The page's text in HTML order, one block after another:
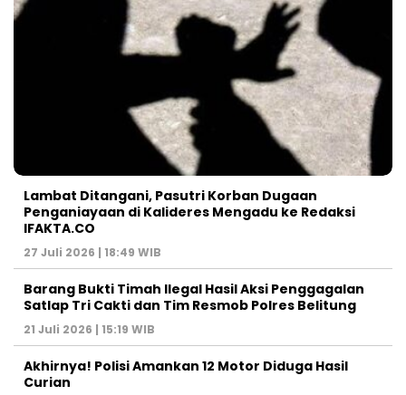
Lambat Ditangani, Pasutri Korban Dugaan
Penganiayaan di Kalideres Mengadu ke Redaksi
IFAKTA.CO
27 Juli 2026 | 18:49 WIB
Barang Bukti Timah Ilegal Hasil Aksi Penggagalan
Satlap Tri Cakti dan Tim Resmob Polres Belitung
21 Juli 2026 | 15:19 WIB
Akhirnya! Polisi Amankan 12 Motor Diduga Hasil
Curian